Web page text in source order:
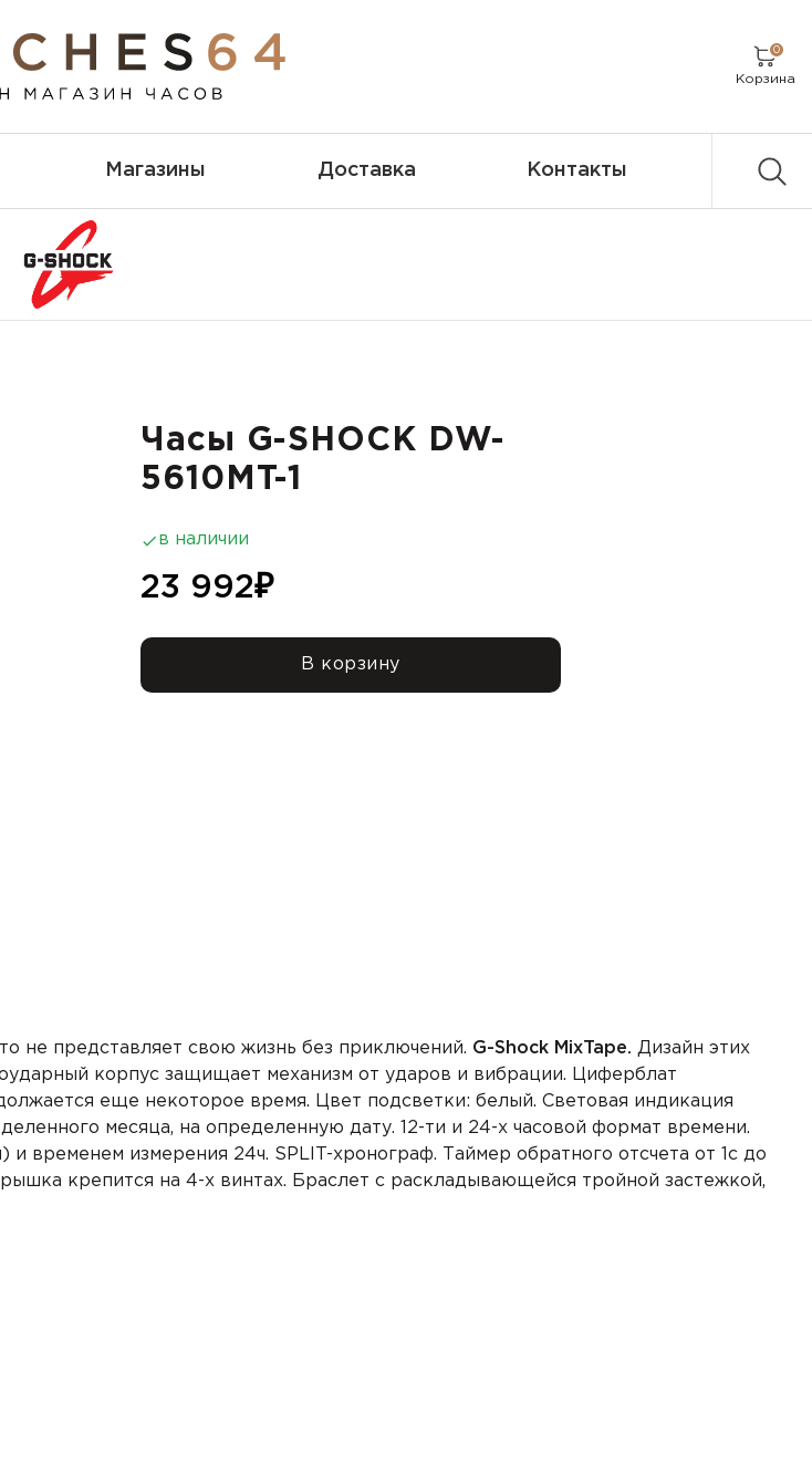
0
Корзина
Магазины Доставка Контакты
Часы G-SHOCK DW-
5610MT-1
в наличии
23 992₽
В корзину
не представляет свою жизнь без приключений. G-Shock MixTape. Дизайн этих
корпус защищает механизм от ударов и вибрации. Циферблат
еще некоторое время. Цвет подсветки: белый. Световая индикация
месяца, на определенную дату.
12-ти и 24-х часовой формат времени.
и временем измерения 24ч. SPLIT-хронограф. Таймер обратного отсчета от 1с до
крепится на 4-х винтах. Браслет с раскладывающейся тройной застежкой,